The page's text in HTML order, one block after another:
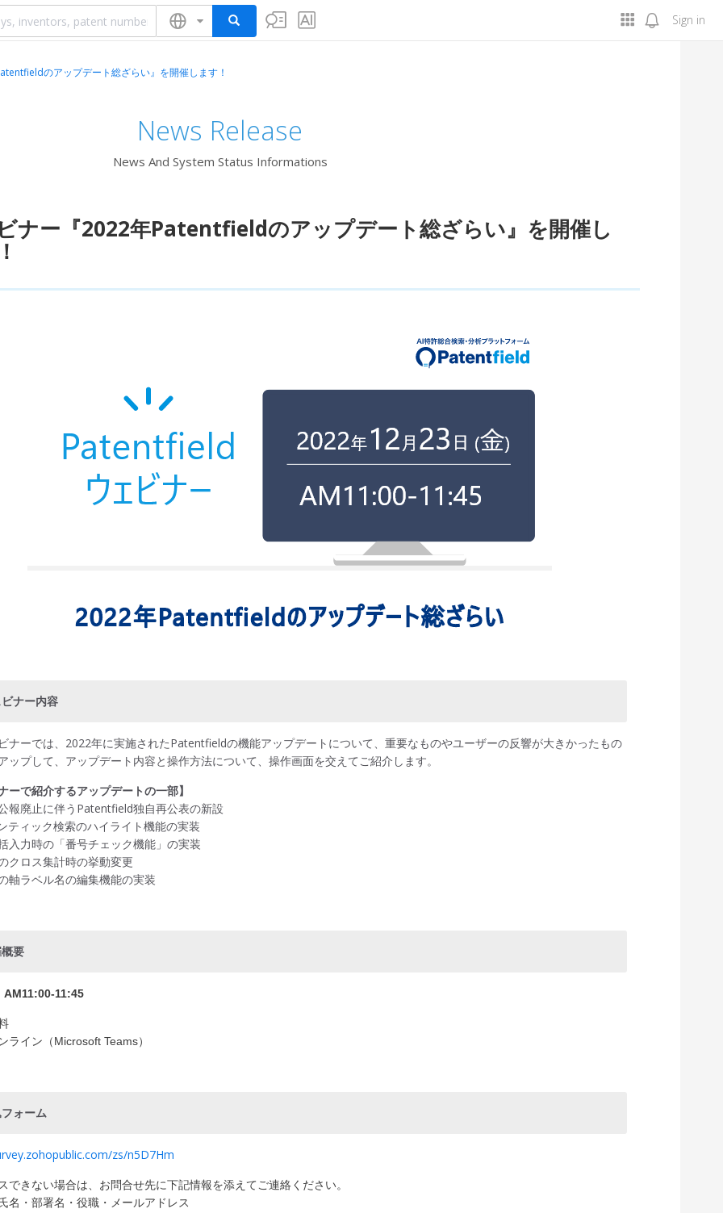
Sign in
のアップデート総ざらい』を開催します！
News Release
News And System Status Informations
ナー『2022年Patentfieldのアップデート総ざらい』を開催し
ナー内容
ナーでは、2022年に実施されたPatentfieldの機能アップデートについて、重要なものやユーザーの反響が大きかったもの
ップして、アップデート内容と操作方法について、操作画面を交えてご紹介します。
ーで紹介するアップデートの一部】
報廃止に伴うPatentfield独自再公表の新設
ティック検索のハイライト機能の実装
入力時の「番号チェック機能」の実装
クロス集計時の挙動変更
軸ラベル名の編集機能の実装
要
AM11:00-11:45
ライン（Microsoft Teams）
ォーム
zs/n5D7Hm
できない場合は、お問合せ先に下記情報を添えてご連絡ください。
名・部署名・役職・メールアドレス